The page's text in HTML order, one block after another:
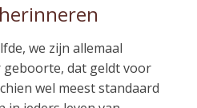
we zijn allemaal
dat geldt voor
wel meest standaard